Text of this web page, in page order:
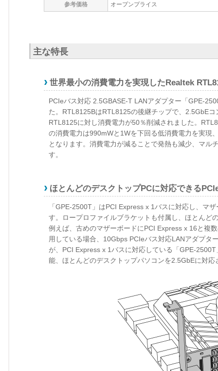
参考価格 オープンプライス
主な特長
世界最小の消費電力を実現したRealtek
PCIeバス対応 2.5GBASE-T LANアダプター「GPE-
た。RTL8125BはRTL8125の後継チップで、2.5GbE
RTL8125に対し消費電力が50％削減されました。
の消費電力は990mWと1Wを下回る低消費電力を実現
となります。消費電力が減ることで発熱も減少、マル
す。
ほとんどのデスクトップPCに対応できる
「GPE-2500T」はPCI Express x 1バスに対応し、マ
す。ロープロファイルブラケットも付属し、ほとんど
例えば、古めのマザーボードにPCI Express x 16と複
用している場合、10Gbps PCIeバス対応LANアダプタ
が、PCI Express x 1バスに対応している「GPE-
能、ほとんどのデスクトップパソコンを2.5GbEに対応